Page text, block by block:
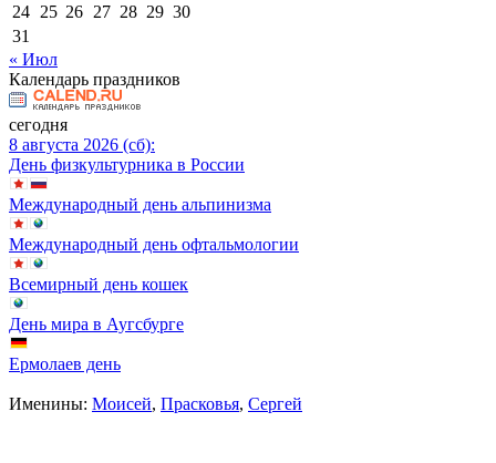
24 25 26 27 28 29 30
31
« Июл
Календарь праздников
сегодня
8 августа 2026 (сб):
День физкультурника в России
Международный день альпинизма
Международный день офтальмологии
Всемирный день кошек
День мира в Аугсбурге
Ермолаев день
Именины: Моисей, Прасковья, Сергей